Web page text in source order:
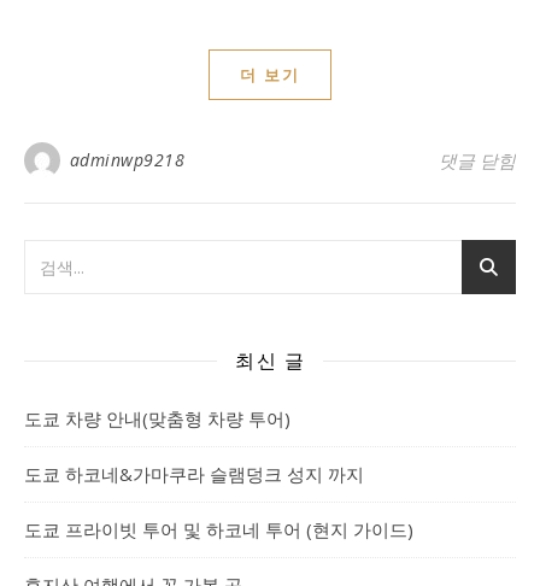
더 보기
adminwp9218 슬램덩크
댓글 닫힘
최신 글
도쿄 차량 안내(맞춤형 차량 투어)
도쿄 하코네&가마쿠라 슬램덩크 성지 까지
도쿄 프라이빗 투어 및 하코네 투어 (현지 가이드)